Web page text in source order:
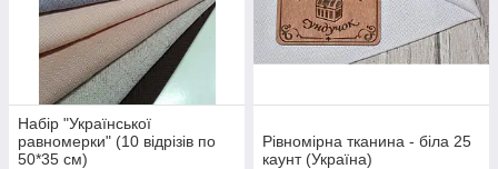
Набір "Української
равномерки" (10 відрізів по
50*35 см)
Рівномірна тканина - біла 25
каунт (Україна)